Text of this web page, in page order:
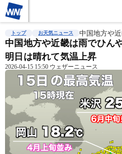
雨雲レーダー 台風情報 地震情報
トップ お天気ニュース 中国地方や
中国地方や近畿は雨でひん
明日は晴れて気温上昇
2026-04-15 15:50 ウェザーニュース